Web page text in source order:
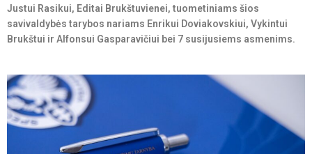
Justui Rasikui, Editai Brukštuvienei, tuometiniams šios
savivaldybės tarybos nariams Enrikui Doviakovskiui, Vykintui
Brukštui ir Alfonsui Gasparavičiui bei 7 susijusiems asmenims.